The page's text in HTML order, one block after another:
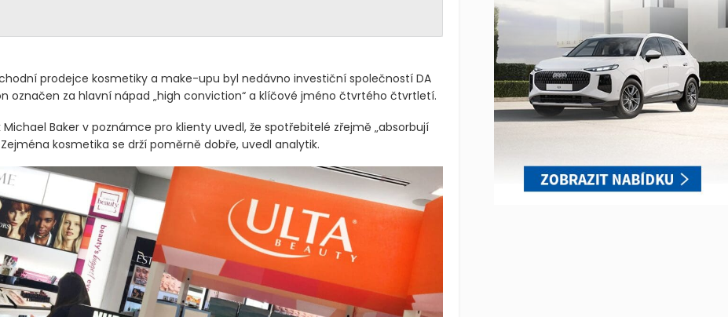
prodejce kosmetiky a make-upu byl nedávno investiční společností DA
označen za hlavní nápad „high conviction“ a klíčové jméno čtvrtého čtvrtletí.
Michael Baker v poznámce pro klienty uvedl, že spotřebitelé zřejmě „absorbují
kosmetika se drží poměrně dobře, uvedl analytik.